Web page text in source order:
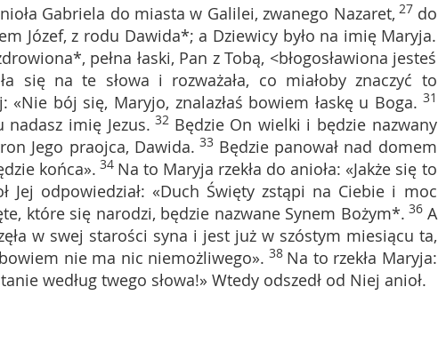
Gabriela do miasta w Galilei, zwanego Nazaret, 27 do
Józef, z rodu Dawida*; a Dziewicy było na imię Maryja.
pełna łaski, Pan z Tobą, <błogosławiona jesteś
się na te słowa i rozważała, co miałoby znaczyć to
«Nie bój się, Maryjo, znalazłaś bowiem łaskę u Boga. 31
imię Jezus. 32 Będzie On wielki i będzie nazwany
Jego praojca, Dawida. 33 Będzie panował nad domem
końca». 34 Na to Maryja rzekła do anioła: «Jakże się to
Jej odpowiedział: «Duch Święty zstąpi na Ciebie i moc
które się narodzi, będzie nazwane Synem Bożym*. 36 A
w swej starości syna i jest już w szóstym miesiącu ta,
nie ma nic niemożliwego». 38 Na to rzekła Maryja:
według twego słowa!» Wtedy odszedł od Niej anioł.